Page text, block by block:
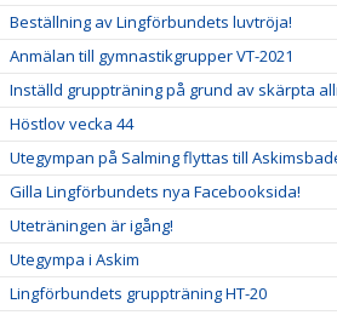
Beställning av Lingförbundets luvtröja!
Anmälan till gymnastikgrupper VT-2021
Inställd gruppträning på grund av skärpta
Höstlov vecka 44
Utegympan på Salming flyttas till
Gilla Lingförbundets nya Facebooksida!
Uteträningen är igång!
Utegympa i Askim
Lingförbundets gruppträning HT-20